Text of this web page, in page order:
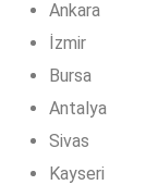
Ankara
İzmir
Bursa
Antalya
Sivas
Kayseri